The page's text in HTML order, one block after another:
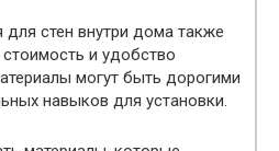
для стен внутри дома также
и удобство
могут быть дорогими
навыков для установки.